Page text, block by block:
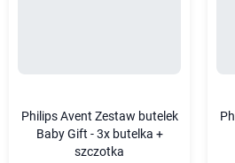
Philips Avent Zestaw butelek
Baby Gift - 3x butelka +
szczotka